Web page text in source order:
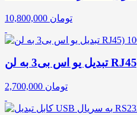
10,800,000 تومان
2,700,000 تومان